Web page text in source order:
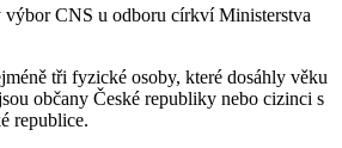
CNS u odboru církví Ministerstva
tři fyzické osoby, které dosáhly věku
občany České republiky nebo cizinci s
republice.